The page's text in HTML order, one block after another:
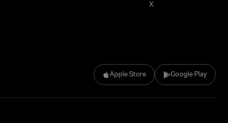
Apple Store Google Play
X